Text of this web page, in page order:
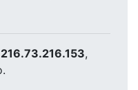
216.73.216.153,